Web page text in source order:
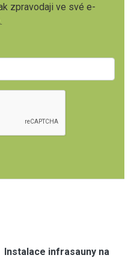
zpravodaji ve své e-
Instalace infrasauny na